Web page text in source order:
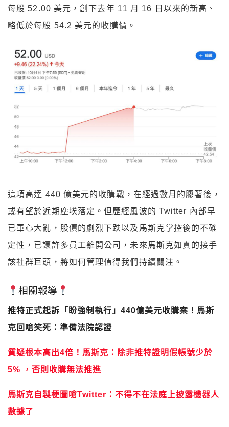
每股 52.00 美元，創下去年 11 月 16 日以來的新高、
略低於每股 54.2 美元的收購價。
這項高達 440 億美元的收購戰，在經過數月的膠著後，
或有望於近期塵埃落定。但歷經風波的 Twitter 內部早
已軍心大亂，股價的劇烈下跌以及馬斯克掌控後的不確
定性，已讓許多員工離開公司，未來馬斯克如真的接手
該社群巨頭，將如何管理值得我們持續關注。
相關報導
推特正式起訴「盼強制執行」440億美元收購案！馬斯
克回嗆笑死：準備法院認證
質疑根本高出4倍！馬斯克：除非推特證明假帳號少於
5% ，否則收購無法推進
馬斯克自製梗圖嗆Twitter：不得不在法庭上披露機器人
數據了